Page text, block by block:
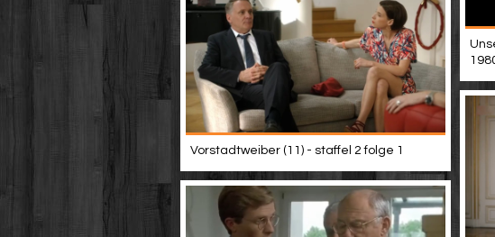
Vorstadtweiber (11) - staffel 2 folge 1